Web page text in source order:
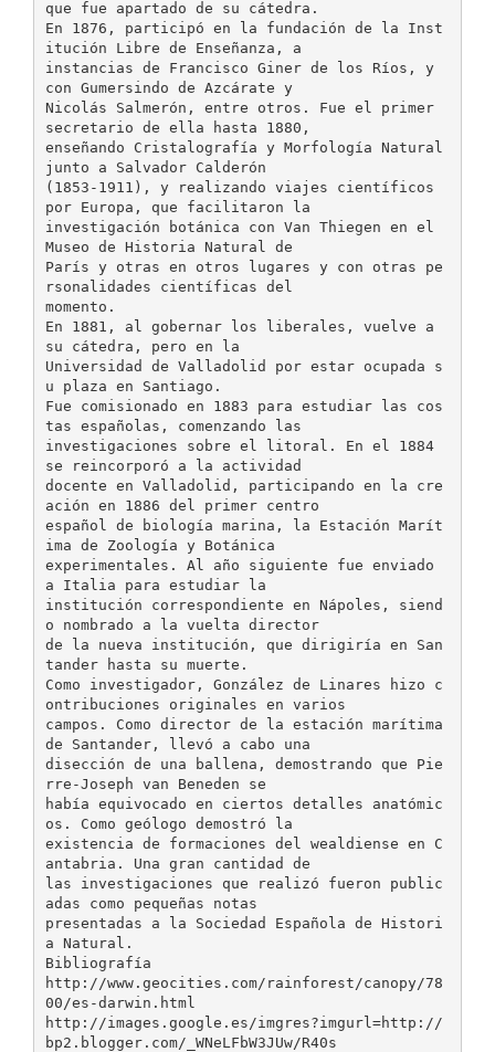
que fue apartado de su cátedra.
En 1876, participó en la fundación de la Inst
itución Libre de Enseñanza, a
instancias de Francisco Giner de los Ríos, y
con Gumersindo de Azcárate y
Nicolás Salmerón, entre otros. Fue el primer
secretario de ella hasta 1880,
enseñando Cristalografía y Morfología Natural
junto a Salvador Calderón
(1853-1911), y realizando viajes científicos
por Europa, que facilitaron la
investigación botánica con Van Thiegen en el
Museo de Historia Natural de
París y otras en otros lugares y con otras pe
rsonalidades científicas del
momento.
En 1881, al gobernar los liberales, vuelve a
su cátedra, pero en la
Universidad de Valladolid por estar ocupada s
u plaza en Santiago.
Fue comisionado en 1883 para estudiar las cos
tas españolas, comenzando las
investigaciones sobre el litoral. En el 1884
se reincorporó a la actividad
docente en Valladolid, participando en la cre
ación en 1886 del primer centro
español de biología marina, la Estación Marít
ima de Zoología y Botánica
experimentales. Al año siguiente fue enviado
a Italia para estudiar la
institución correspondiente en Nápoles, siend
o nombrado a la vuelta director
de la nueva institución, que dirigiría en San
tander hasta su muerte.
Como investigador, González de Linares hizo c
ontribuciones originales en varios
campos. Como director de la estación marítima
de Santander, llevó a cabo una
disección de una ballena, demostrando que Pie
rre-Joseph van Beneden se
había equivocado en ciertos detalles anatómic
os. Como geólogo demostró la
existencia de formaciones del wealdiense en C
antabria. Una gran cantidad de
las investigaciones que realizó fueron public
adas como pequeñas notas
presentadas a la Sociedad Española de Histori
a Natural.
Bibliografía
http://www.geocities.com/rainforest/canopy/78
00/es-darwin.html
http://images.google.es/imgres?imgurl=http://
bp2.blogger.com/_WNeLFbW3JUw/R40s